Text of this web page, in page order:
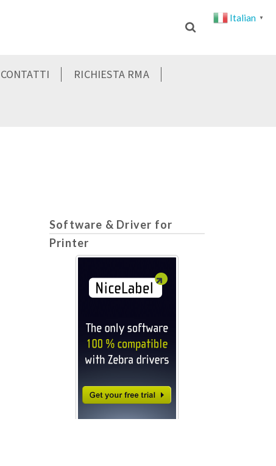
CONTATTI RICHIESTA RMA
Software & Driver for
Printer
Italian ▼